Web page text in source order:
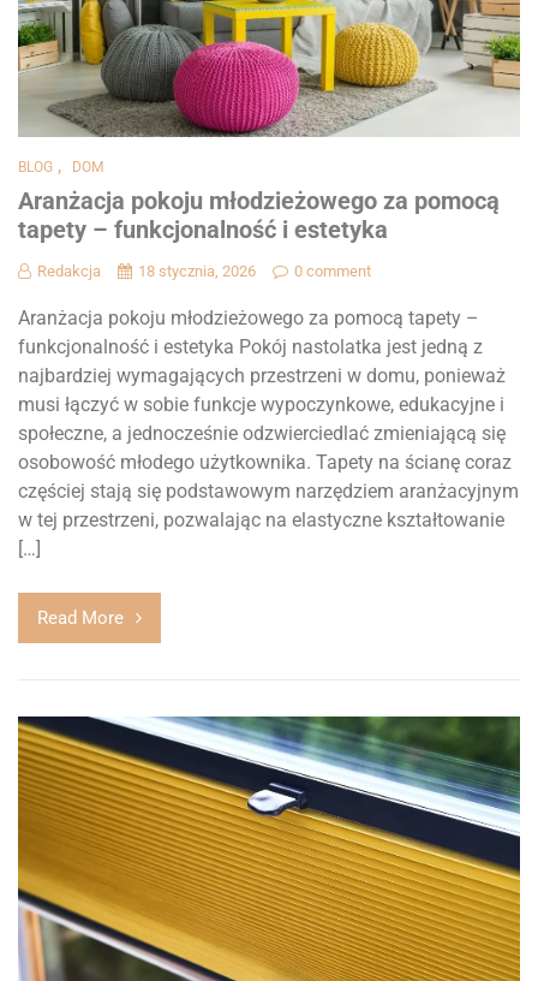
BLOG , DOM
Aranżacja pokoju młodzieżowego za pomocą
tapety – funkcjonalność i estetyka
Redakcja 18 stycznia, 2026 0 comment
Aranżacja pokoju młodzieżowego za pomocą tapety –
funkcjonalność i estetyka Pokój nastolatka jest jedną z
najbardziej wymagających przestrzeni w domu, ponieważ
musi łączyć w sobie funkcje wypoczynkowe, edukacyjne i
społeczne, a jednocześnie odzwierciedlać zmieniającą się
osobowość młodego użytkownika. Tapety na ścianę coraz
częściej stają się podstawowym narzędziem aranżacyjnym
w tej przestrzeni, pozwalając na elastyczne kształtowanie
[…]
Read More